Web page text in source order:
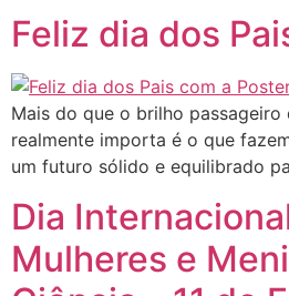
Feliz dia dos
Mais do que o brilho
realmente importa é o que
um futuro sólido e equilibrado
Dia
Mulheres e